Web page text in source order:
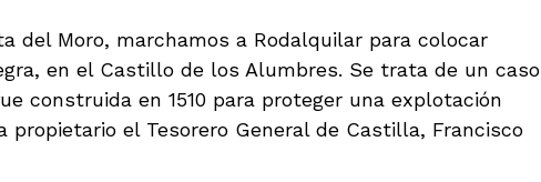
del Moro, marchamos a Rodalquilar para colocar
en el Castillo de los Alumbres. Se trata de un caso
construida en 1510 para proteger una explotación
propietario el Tesorero General de Castilla, Francisco